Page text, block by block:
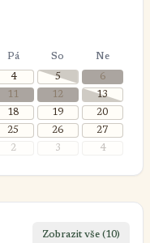
Pá So Ne
4 5
6
11 12
13
18 19
20
25 26
27
2 3 4
Zobrazit vše (10)